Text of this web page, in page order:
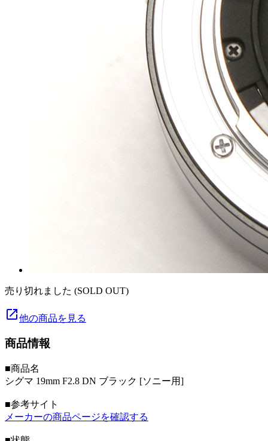
売り切れました (SOLD OUT)
launch他の商品を見る
商品情報
■商品名
シグマ 19mm F2.8 DN ブラック [ソニー用]
■参考サイト
メーカーの商品ページを確認する